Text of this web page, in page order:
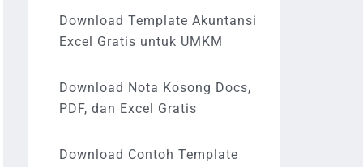
Download Template Akuntansi
Excel Gratis untuk UMKM
Download Nota Kosong Docs,
PDF, dan Excel Gratis
Download Contoh Template